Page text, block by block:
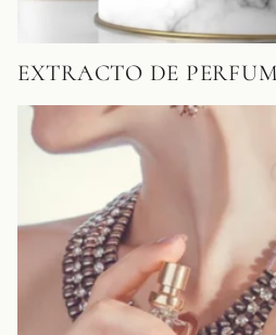
EXTRACTO DE